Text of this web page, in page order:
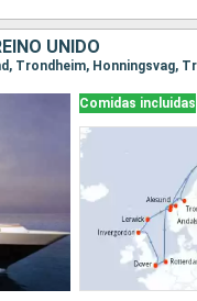
UNIDO
Comidas incluidas